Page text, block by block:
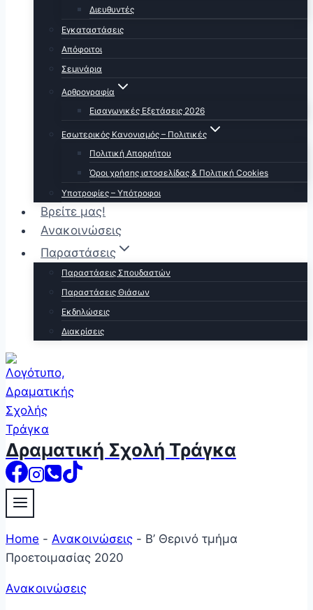
Διευθυντές
Εγκαταστάσεις
Απόφοιτοι
Σεμινάρια
Αρθρογραφία
Εισαγωγικές Εξετάσεις 2026
Εσωτερικός Κανονισμός – Πολιτικές
Πολιτική Απορρήτου
Όροι χρήσης ιστοσελίδας & Πολιτική Cookies
Υποτροφίες – Υπότροφοι
Βρείτε μας!
Ανακοινώσεις
Παραστάσεις
Παραστάσεις Σπουδαστών
Παραστάσεις Θιάσων
Εκδηλώσεις
Διακρίσεις
Δραματική Σχολή Τράγκα
Home - Ανακοινώσεις - B’ Θερινό τμήμα
Προετοιμασίας 2020
Ανακοινώσεις